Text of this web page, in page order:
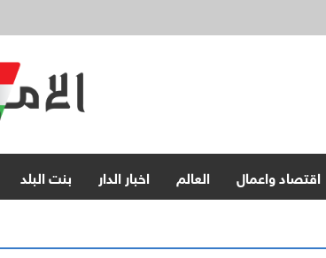
اقتصاد واعمال العالم اخبار الدار بنت البلد